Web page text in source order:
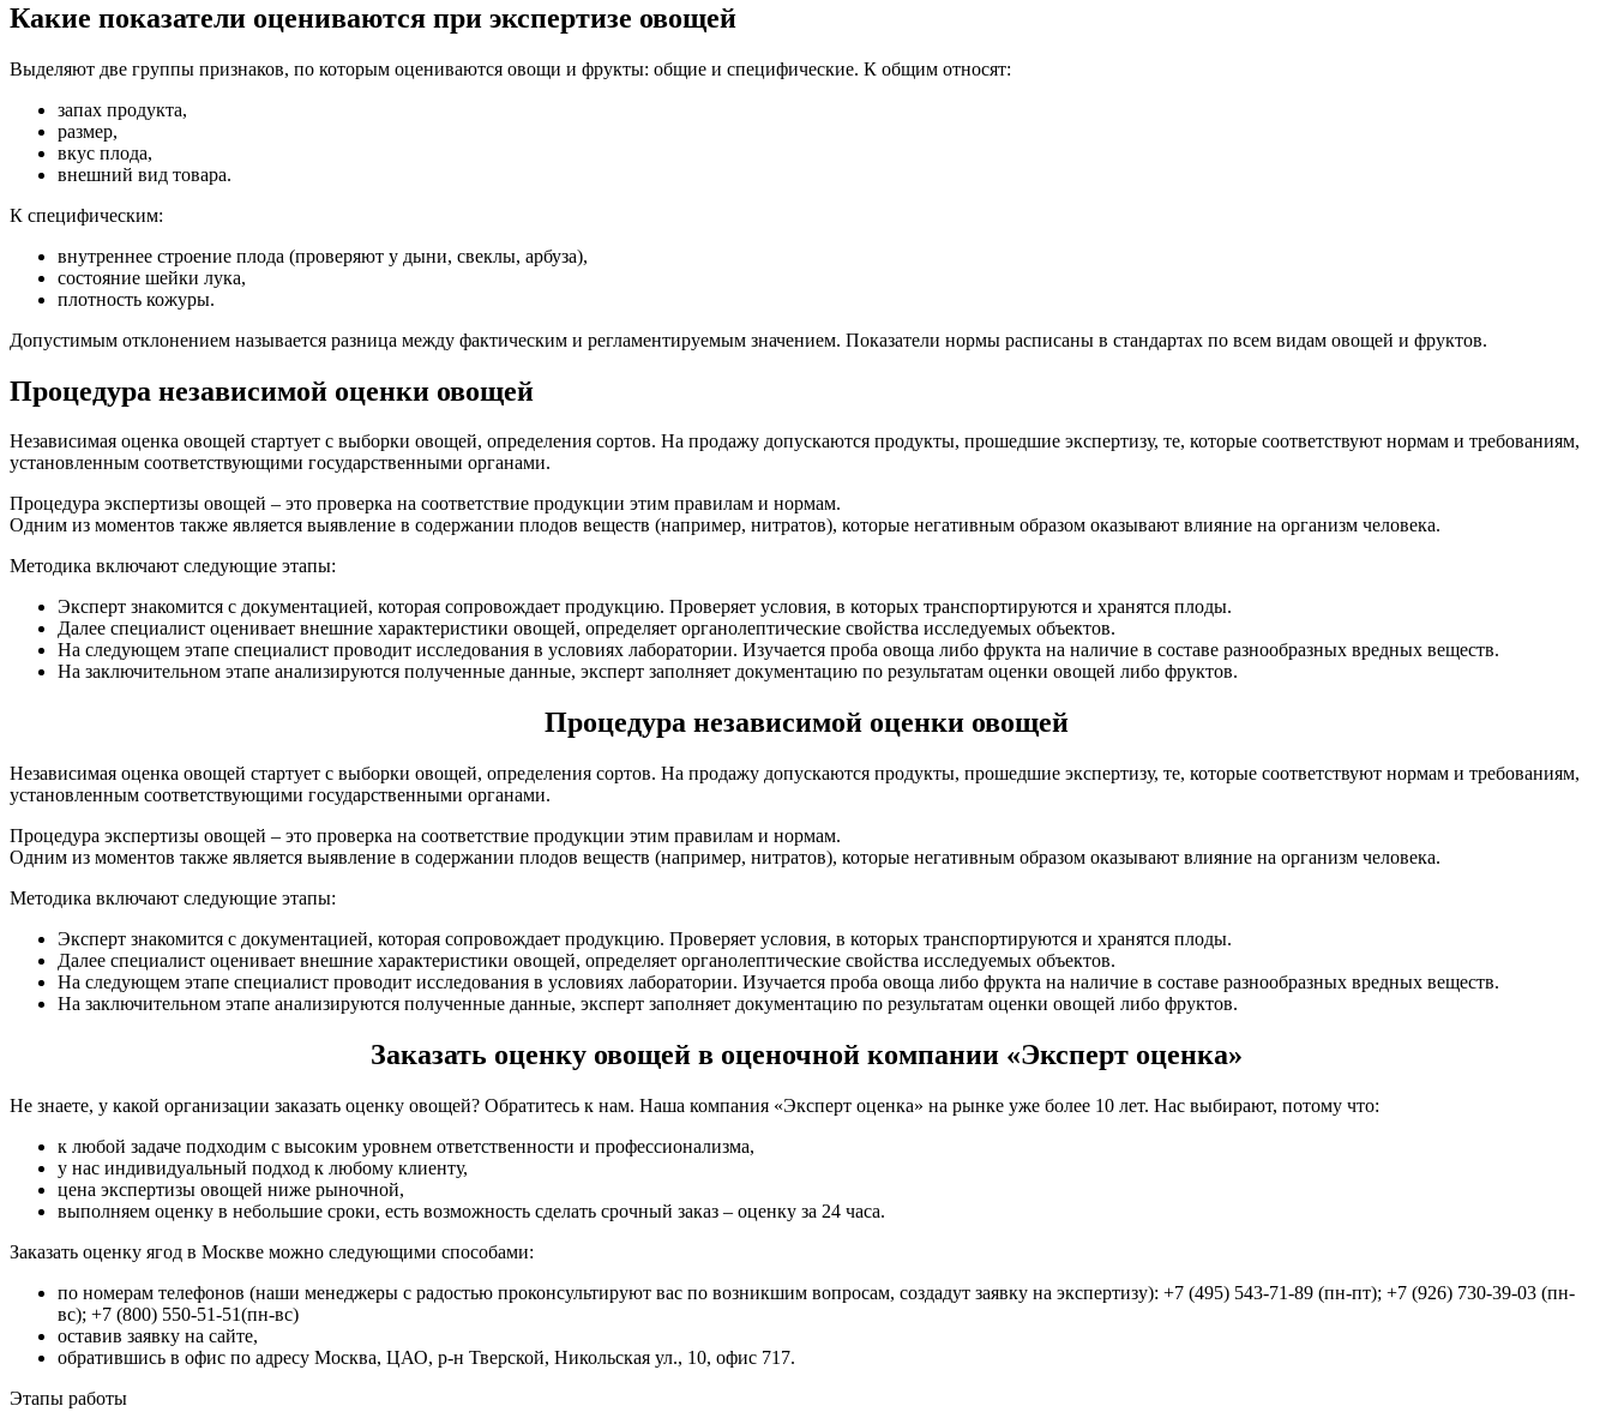
Какие показатели оцениваются при экспертизе овощей
Выделяют две группы признаков, по которым оцениваются овощи и фрукты: общие и специфические. К общим относят:
запах продукта,
размер,
вкус плода,
внешний вид товара.
К специфическим:
внутреннее строение плода (проверяют у дыни, свеклы, арбуза),
состояние шейки лука,
плотность кожуры.
Допустимым отклонением называется разница между фактическим и регламентируемым значением. Показатели нормы расписаны в стандартах по всем видам овощей и фруктов.
Процедура независимой оценки овощей
Независимая оценка овощей стартует с выборки овощей, определения сортов. На продажу допускаются продукты, прошедшие экспертизу, те, которые соответствуют нормам и требованиям,
установленным соответствующими государственными органами.
Процедура экспертизы овощей – это проверка на соответствие продукции этим правилам и нормам.
Одним из моментов также является выявление в содержании плодов веществ (например, нитратов), которые негативным образом оказывают влияние на организм человека.
Методика включают следующие этапы:
Эксперт знакомится с документацией, которая сопровождает продукцию. Проверяет условия, в которых транспортируются и хранятся плоды.
Далее специалист оценивает внешние характеристики овощей, определяет органолептические свойства исследуемых объектов.
На следующем этапе специалист проводит исследования в условиях лаборатории. Изучается проба овоща либо фрукта на наличие в составе разнообразных вредных веществ.
На заключительном этапе анализируются полученные данные, эксперт заполняет документацию по результатам оценки овощей либо фруктов.
Процедура независимой оценки овощей
Независимая оценка овощей стартует с выборки овощей, определения сортов. На продажу допускаются продукты, прошедшие экспертизу, те, которые соответствуют нормам и требованиям,
установленным соответствующими государственными органами.
Процедура экспертизы овощей – это проверка на соответствие продукции этим правилам и нормам.
Одним из моментов также является выявление в содержании плодов веществ (например, нитратов), которые негативным образом оказывают влияние на организм человека.
Методика включают следующие этапы:
Эксперт знакомится с документацией, которая сопровождает продукцию. Проверяет условия, в которых транспортируются и хранятся плоды.
Далее специалист оценивает внешние характеристики овощей, определяет органолептические свойства исследуемых объектов.
На следующем этапе специалист проводит исследования в условиях лаборатории. Изучается проба овоща либо фрукта на наличие в составе разнообразных вредных веществ.
На заключительном этапе анализируются полученные данные, эксперт заполняет документацию по результатам оценки овощей либо фруктов.
Заказать оценку овощей в оценочной компании «Эксперт оценка»
Не знаете, у какой организации заказать оценку овощей? Обратитесь к нам. Наша компания «Эксперт оценка» на рынке уже более 10 лет. Нас выбирают, потому что:
к любой задаче подходим с высоким уровнем ответственности и профессионализма,
у нас индивидуальный подход к любому клиенту,
цена экспертизы овощей ниже рыночной,
выполняем оценку в небольшие сроки, есть возможность сделать срочный заказ – оценку за 24 часа.
Заказать оценку ягод в Москве можно следующими способами:
по номерам телефонов (наши менеджеры с радостью проконсультируют вас по возникшим вопросам, создадут заявку на экспертизу): +7 (495) 543-71-89 (пн-пт); +7 (926) 730-39-03 (пн-
вс); +7 (800) 550-51-51(пн-вс)
оставив заявку на сайте,
обратившись в офис по адресу Москва, ЦАО, р-н Тверской, Никольская ул., 10, офис 717.
Этапы работы